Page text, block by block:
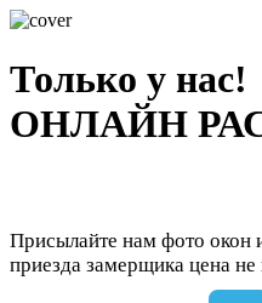
Только у нас!
ОНЛАЙН
Присылайте нам фото окон
приезда замерщика цена не